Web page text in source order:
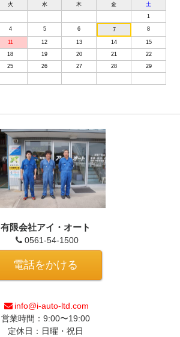
火 水 木 金
土
1
4 5 6 7 8
11 12 13 14
15
18 19 20 21
22
25 26 27 28
29
有限会社アイ・オート
0561-54-1500
電話をかける
info@i-auto-ltd.com
営業時間：9:00〜19:00
定休日：日曜・祝日